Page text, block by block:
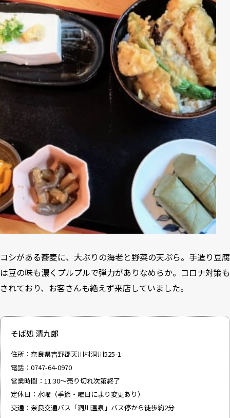
コシがある蕎麦に、大ぶりの海老と野菜の天ぷら。手造り豆腐
は豆の味も濃くプルプルで弾力がありなめらか。コロナ対策も
されており、お客さんも絶えず来店していました。
そば処 清九郎
住所：奈良県吉野郡天川村洞川525-1
電話：0747-64-0970
営業時間：11:30～売り切れ次第終了
定休日：水曜（季節・曜日により変更あり）
交通：奈良交通バス「洞川温泉」バス停から徒歩約2分